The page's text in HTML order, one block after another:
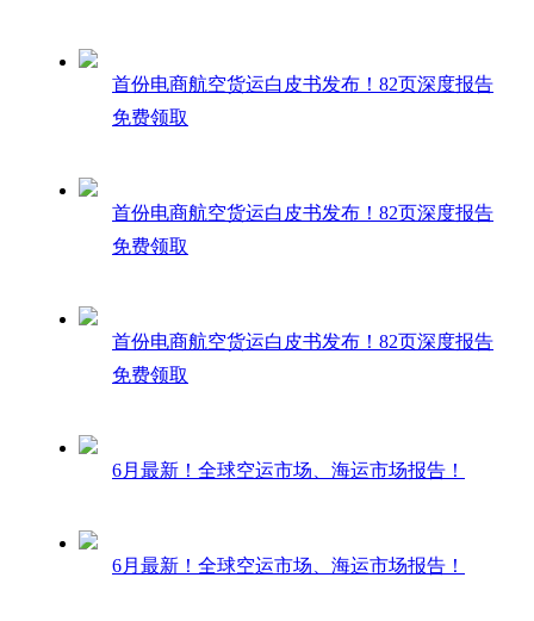
首份电商航空货运白皮书发布！82页深度报告
免费领取
首份电商航空货运白皮书发布！82页深度报告
免费领取
首份电商航空货运白皮书发布！82页深度报告
免费领取
6月最新！全球空运市场、海运市场报告！
6月最新！全球空运市场、海运市场报告！